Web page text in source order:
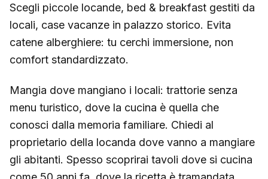
Scegli piccole locande, bed & breakfast gestiti da
locali, case vacanze in palazzo storico. Evita
catene alberghiere: tu cerchi immersione, non
comfort standardizzato.
Mangia dove mangiano i locali: trattorie senza
menu turistico, dove la cucina è quella che
conosci dalla memoria familiare. Chiedi al
proprietario della locanda dove vanno a mangiare
gli abitanti. Spesso scoprirai tavoli dove si cucina